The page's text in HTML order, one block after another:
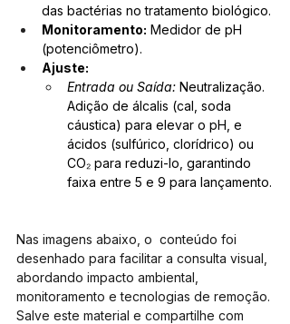
das bactérias no tratamento biológico.
Monitoramento: Medidor de pH
(potenciômetro).
Ajuste:
Entrada ou Saída: Neutralização.
Adição de álcalis (cal, soda
cáustica) para elevar o pH, e
ácidos (sulfúrico, clorídrico) ou
CO₂ para reduzi-lo, garantindo
faixa entre 5 e 9 para lançamento.
Nas imagens abaixo, o  conteúdo foi
desenhado para facilitar a consulta visual,
abordando impacto ambiental,
monitoramento e tecnologias de remoção.
Salve este material e compartilhe com